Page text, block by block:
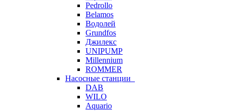
Pedrollo
Belamos
Водолей
Grundfos
Джилекс
UNIPUMP
Millennium
ROMMER
Насосные станции
DAB
WILO
Aquario